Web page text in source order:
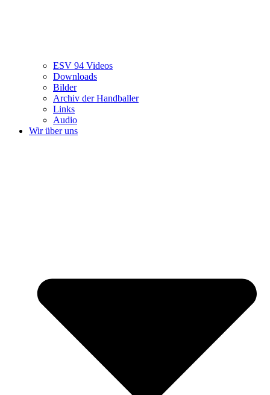
ESV 94 Videos
Downloads
Bilder
Archiv der Handballer
Links
Audio
Wir über uns